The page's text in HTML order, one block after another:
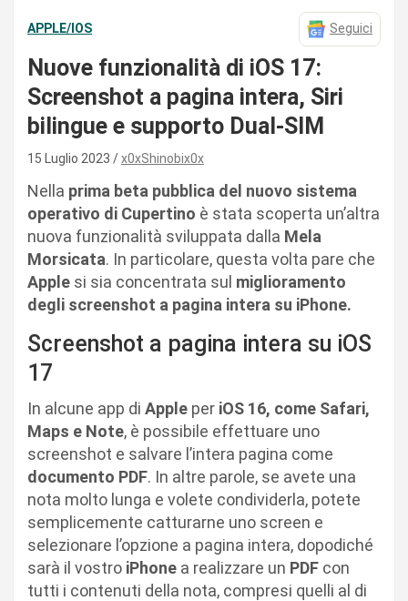
APPLE/IOS Seguici
Nuove funzionalità di iOS 17:
Screenshot a pagina intera, Siri
bilingue e supporto Dual-SIM
15 Luglio 2023 x0xShinobix0x
Nella prima beta pubblica del nuovo sistema
operativo di Cupertino è stata scoperta un’altra
nuova funzionalità sviluppata dalla Mela
Morsicata. In particolare, questa volta pare che
Apple si sia concentrata sul miglioramento
degli screenshot a pagina intera su iPhone.
Screenshot a pagina intera su iOS
17
In alcune app di Apple per iOS 16, come Safari,
Maps e Note, è possibile effettuare uno
screenshot e salvare l’intera pagina come
documento PDF. In altre parole, se avete una
nota molto lunga e volete condividerla, potete
semplicemente catturarne uno screen e
selezionare l’opzione a pagina intera, dopodiché
sarà il vostro iPhone a realizzare un PDF con
tutti i contenuti della nota, compresi quelli al di